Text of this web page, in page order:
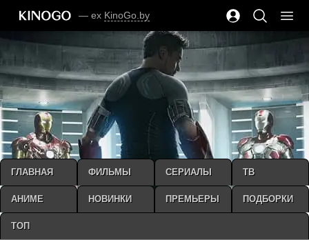
— ex KinoGo.by
ГЛАВНАЯ ФИЛЬМЫ СЕРИАЛЫ ТВ
АНИМЕ НОВИНКИ ПРЕМЬЕРЫ ПОДБОРКИ
ТОП